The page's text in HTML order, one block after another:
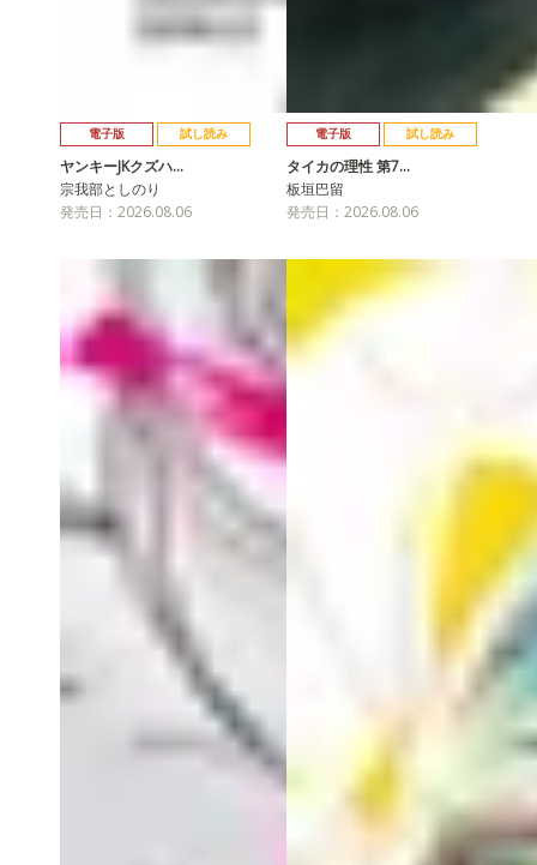
電子版 試し読み
ヤンキーJKクズハ…
宗我部としのり
発売日：2026.08.06
電子版 試し読み
タイカの理性 第7…
板垣巴留
発売日：2026.08.06